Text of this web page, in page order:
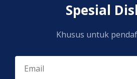
Spesial
Khusus untuk